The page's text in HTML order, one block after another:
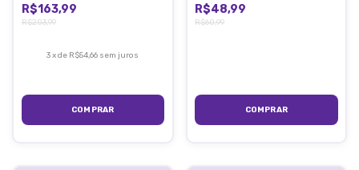
R$163,99
R$203,99
3xde R$54,66 sem juros
R$48,99
R$60,99